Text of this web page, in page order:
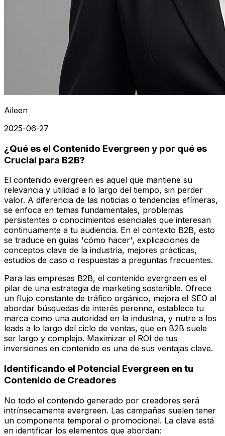
Aileen
2025-06-27
¿Qué es el Contenido Evergreen y por qué es
Crucial para B2B?
El contenido evergreen es aquel que mantiene su
relevancia y utilidad a lo largo del tiempo, sin perder
valor. A diferencia de las noticias o tendencias efímeras,
se enfoca en temas fundamentales, problemas
persistentes o conocimientos esenciales que interesan
continuamente a tu audiencia. En el contexto B2B, esto
se traduce en guías 'cómo hacer', explicaciones de
conceptos clave de la industria, mejores prácticas,
estudios de caso o respuestas a preguntas frecuentes.
Para las empresas B2B, el contenido evergreen es el
pilar de una estrategia de marketing sostenible. Ofrece
un flujo constante de tráfico orgánico, mejora el SEO al
abordar búsquedas de interés perenne, establece tu
marca como una autoridad en la industria, y nutre a los
leads a lo largo del ciclo de ventas, que en B2B suele
ser largo y complejo. Maximizar el ROI de tus
inversiones en contenido es una de sus ventajas clave.
Identificando el Potencial Evergreen en tu
Contenido de Creadores
No todo el contenido generado por creadores será
intrínsecamente evergreen. Las campañas suelen tener
un componente temporal o promocional. La clave está
en identificar los elementos que abordan: